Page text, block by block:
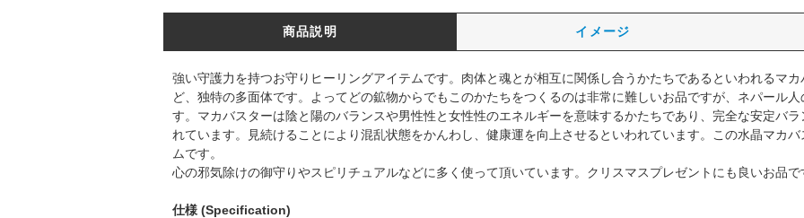
商品説明 イメージ
強い守護力を持つお守りヒーリングアイテムです。肉体と魂とが相互に関係し合うかたちであるといわれるマ
ど、独特の多面体です。よってどの鉱物からでもこのかたちをつくるのは非常に難しいお品ですが、ネパール
す。マカバスターは陰と陽のバランスや男性性と女性性のエネルギーを意味するかたちであり、完全な安定バ
れています。見続けることにより混乱状態をかんわし、健康運を向上させるといわれています。この水晶マカ
ムです。
心の邪気除けの御守りやスピリチュアルなどに多く使って頂いています。クリスマスプレゼントにも良いお品で
仕様 (Specification)